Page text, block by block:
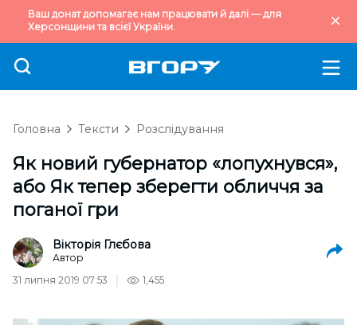
Ваш донат допомагає нам працювати й далі — для
Херсонщини та всієї України.
Головна Тексти Розслідування
Як новий губернатор «лопухнувся»,
або Як тепер зберегти обличчя за
поганої гри
Вікторія Глєбова
Автор
31 липня 2019 07:53
1,455